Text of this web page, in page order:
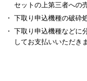
セットの上第三者への
下取り申込機種の破砕
下取り申込機種などに
してお支払いいただき